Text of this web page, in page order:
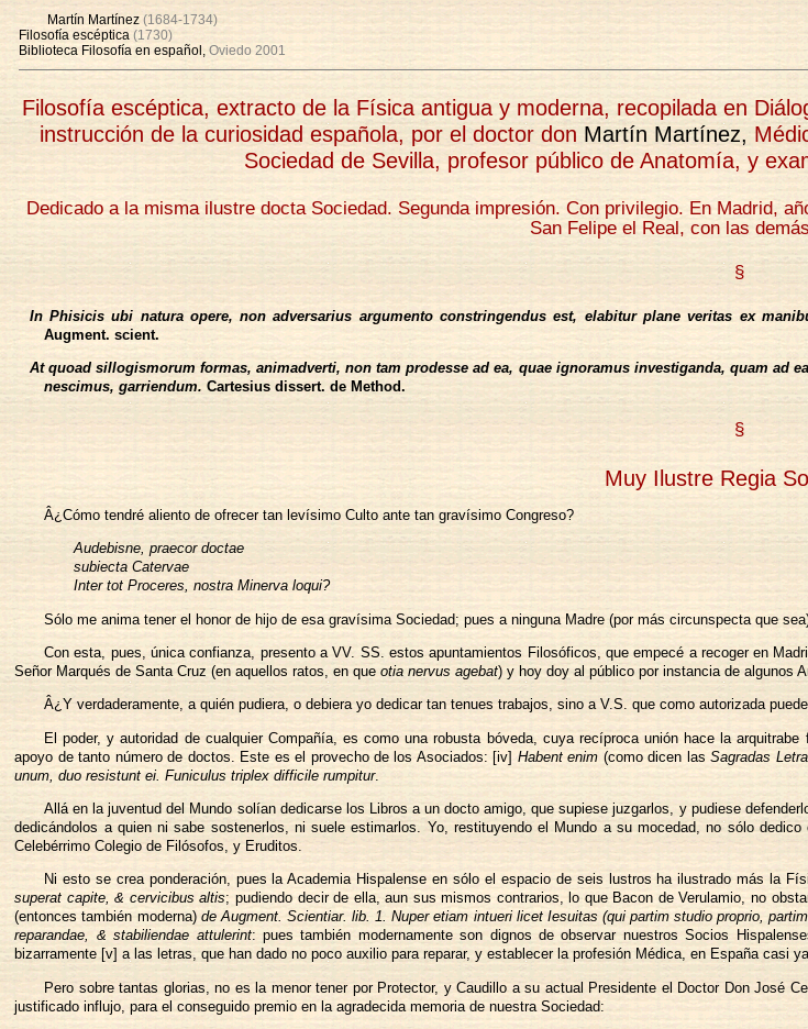
Martín Martínez (1684-1734)
Filosofía escéptica(1730)
Biblioteca Filosofía en español,Oviedo 2001
Filosofía escéptica, extracto de la Física antigua y moderna, recopilada en
instrucción de la curiosidad española, por el doctor don Martín Martínez,
Sociedad de Sevilla, profesor público de Anatomía, y
Dedicado a la misma ilustre docta Sociedad. Segunda impresión. Con privilegio. En Madrid,
San Felipe el Real, con las
§
In Phisicis ubi natura opere, non adversarius argumento constringendus est, elabitur plane veritas ex
Augment. scient.
At quoad sillogismorum formas, animadverti, non tam prodesse ad ea, quae ignoramus investiganda, quam
nescimus, garriendum. Cartesius dissert. de Method.
§
Muy Ilustre Regia
Â¿Cómo tendré aliento de ofrecer tan levísimo Culto ante tan gravísimo Congreso?
Audebisne, praecor doctae
subiecta Catervae
Inter tot Proceres, nostra Minerva loqui?
Sólo me anima tener el honor de hijo de esa gravísima Sociedad; pues a ninguna Madre (por más circunspecta que
Con esta, pues, única confianza, presento a VV. SS. estos apuntamientos Filosóficos, que empecé a recoger en
Señor Marqués de Santa Cruz (en aquellos ratos, en queotia nervus agebat) y hoy doy al público por instancia de algunos
Â¿Y verdaderamente, a quién pudiera, o debiera yo dedicar tan tenues trabajos, sino a V.S. que como autorizada
El poder, y autoridad de cualquier Compañía, es como una robusta bóveda, cuya recíproca unión hace la arquitrabe
apoyo de tanto número de doctos. Este es el provecho de los Asociados: [iv] Habent enim (como dicen lasSagradas
unum, duo resistunt ei. Funiculus triplex difficile rumpitur.
Allá en la juventud del Mundo solían dedicarse los Libros a un docto amigo, que supiese juzgarlos, y pudiese
dedicándolos a quien ni sabe sostenerlos, ni suele estimarlos. Yo, restituyendo el Mundo a su mocedad, no sólo
Celebérrimo Colegio de Filósofos, y Eruditos.
Ni esto se crea ponderación, pues la Academia Hispalense en sólo el espacio de seis lustros ha ilustrado más la
superat capite, & cervicibus altis; pudiendo decir de ella, aun sus mismos contrarios, lo que Bacon de Verulamio, no
(entonces también moderna) de Augment. Scientiar. lib. 1. Nuper etiam intueri licet Iesuitas (qui partim studio proprio,
reparandae, & stabiliendae attulerint: pues también modernamente son dignos de observar nuestros Socios
bizarramente [v] a las letras, que han dado no poco auxilio para reparar, y establecer la profesión Médica, en España casi
Pero sobre tantas glorias, no es la menor tener por Protector, y Caudillo a su actual Presidente el Doctor Don José
justificado influjo, para el conseguido premio en la agradecida memoria de nuestra Sociedad: